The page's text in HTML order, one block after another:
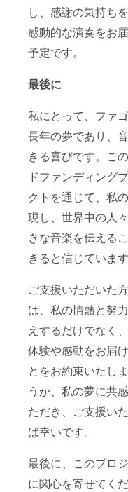
し、感謝の気持ち
感動的な演奏をお
予定です。
最後に
私にとって、ファ
長年の夢であり、
きる喜びです。こ
ドファンディング
クトを通じて、私
現し、世界中の人
きな音楽を伝える
きると信じています
ご支援いただいた
は、私の情熱と努
えするだけでなく
体験や感動をお届
とをお約束いたし
うか、私の夢に共
ただき、ご支援い
ば幸いです。
最後に、このプロ
に関心を寄せてくだ